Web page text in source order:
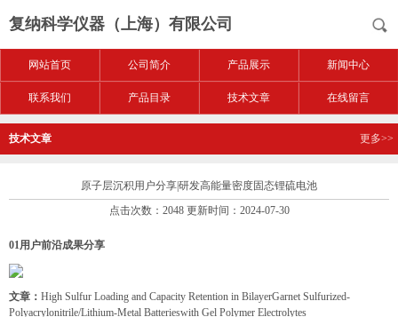
复纳科学仪器（上海）有限公司
网站首页 公司简介 产品展示 新闻中心
联系我们 产品目录 技术文章 在线留言
技术文章 更多>>
原子层沉积用户分享|研发高能量密度固态锂硫电池
点击次数：2048 更新时间：2024-07-30
01用户前沿成果分享
文章： High Sulfur Loading and Capacity Retention in BilayerGarnet Sulfurized-
Polyacrylonitrile/Lithium-Metal Batterieswith Gel Polymer Electrolytes